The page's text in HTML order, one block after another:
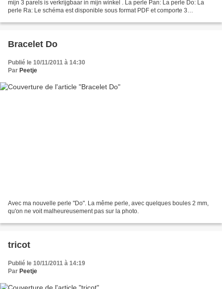
mijn 3 parels is verkrijgbaar in mijn winkel . La perle Pan: La perle Do: La
perle Ra: Le schéma est disponible sous format PDF et comporte 3
Bracelet Do
Publié le 10/11/2011 à 14:30
Par Peetje
Avec ma nouvelle perle "Do". La même perle, avec quelques boules 2 mm,
qu'on ne voit malheureusement pas sur la photo.
tricot
Publié le 10/11/2011 à 14:19
Par Peetje